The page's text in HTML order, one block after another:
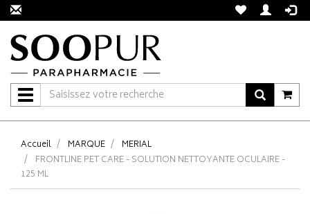
Navigation
Accueil MARQUE
MERIAL
FRONTLINE PET CARE - SOLUTION NETTOYANTE OCULAIRE -
125 ML